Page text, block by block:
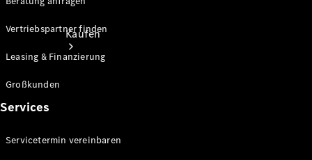
Kaufen
Kurzfristig
Vertriebspartner finden
Leasing & Finanzierung
Großkunden
Services
Servicetermin vereinbaren